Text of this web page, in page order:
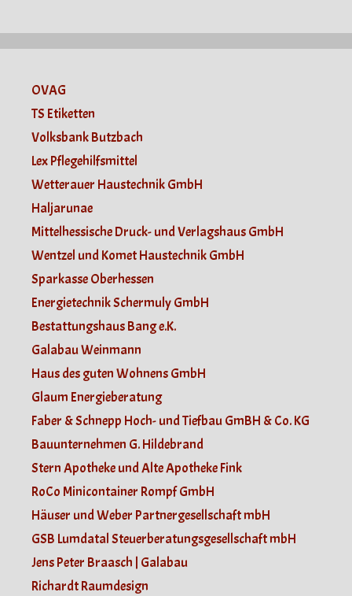
OVAG
TS Etiketten
Volksbank Butzbach
Lex Pflegehilfsmittel
Wetterauer Haustechnik GmbH
Haljarunae
Mittelhessische Druck- und Verlagshaus GmbH
Wentzel und Komet Haustechnik GmbH
Sparkasse Oberhessen
Energietechnik Schermuly GmbH
Bestattungshaus Bang e.K.
Galabau Weinmann
Haus des guten Wohnens GmbH
Glaum Energieberatung
Faber & Schnepp Hoch- und Tiefbau GmBH & Co. KG
Bauunternehmen G. Hildebrand
Stern Apotheke und Alte Apotheke Fink
RoCo Minicontainer Rompf GmbH
Häuser und Weber Partnergesellschaft mbH
GSB Lumdatal Steuerberatungsgesellschaft mbH
Jens Peter Braasch | Galabau
Richardt Raumdesign